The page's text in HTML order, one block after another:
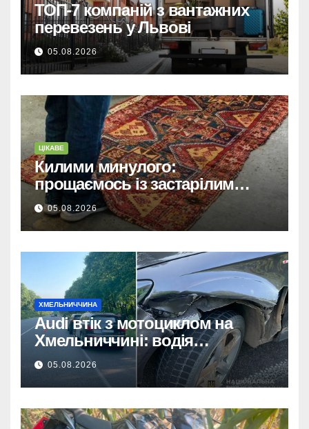
ТОП-7 компаній з вантажних
перевезень у Львові
05.08.2026
ЦІКАВЕ
Килими минулого:
прощаємось із застарілим
покриттям та обираємо тренди
сучасних інтер’єрів
05.08.2026
ХМЕЛЬНИЧЧИНА
Audi втік з мотоциклом на
Хмельниччині: водія
затримано.
05.08.2026